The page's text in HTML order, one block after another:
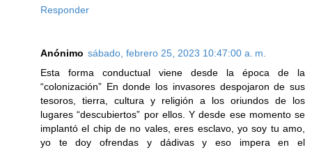
Responder
Anónimo sábado, febrero 25, 2023 10:47:00 a. m.
Esta forma conductual viene desde la época de la
“colonización” En donde los invasores despojaron de sus
tesoros, tierra, cultura y religión a los oriundos de los
lugares “descubiertos” por ellos. Y desde ese momento se
implantó el chip de no vales, eres esclavo, yo soy tu amo,
yo te doy ofrendas y dádivas y eso impera en el